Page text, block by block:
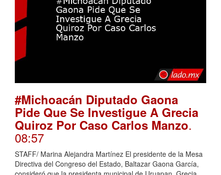
#Michoacán Diputado Gaona
Pide Que Se Investigue A Grecia
Quiroz Por Caso Carlos Manzo.
08:57
STAFF/ Marina Alejandra Martínez El presidente de la Mesa
Directiva del Congreso del Estado, Baltazar Gaona García,